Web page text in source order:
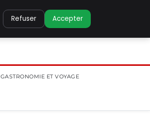
GASTRONOMIE ET VOYAGE
Refuser Accepter